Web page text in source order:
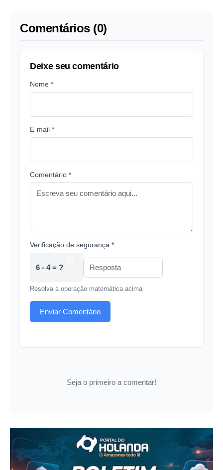
Comentários (0)
Deixe seu comentário
Nome *
E-mail *
Comentário *
Verificação de segurança *
6 - 4 = ?
Resolva a operação matemática acima
Enviar Comentário
Seja o primeiro a comentar!